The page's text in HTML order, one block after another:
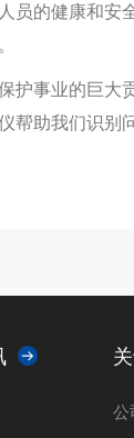
员的健康和
事业的巨大
帮助我们识别
公